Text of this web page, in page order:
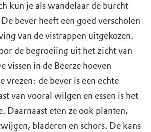
kun je als wandelaar de burcht
bever heeft een goed verscholen
van de vistrappen uitgekozen.
de begroeiing uit het zicht van
vissen in de Beerze hoeven
vrezen: de bever is een echte
van vooral wilgen en essen is het
Daarnaast eten ze ook planten,
bladeren en schors. De kans